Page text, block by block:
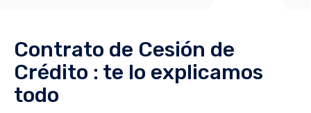
Contrato de Cesión de
Crédito : te lo explicamos
todo